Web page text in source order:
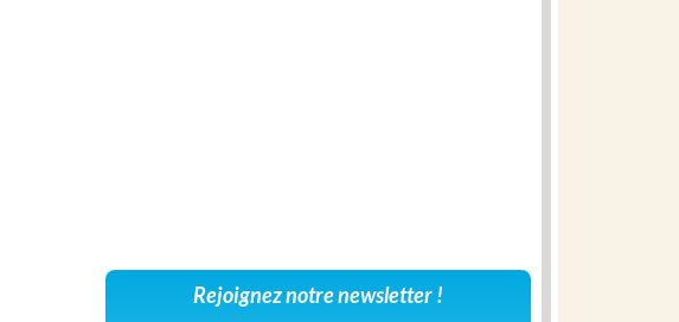
Rejoignez notre newsletter !